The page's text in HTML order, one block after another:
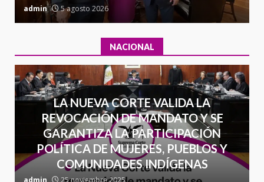
admin 5 agosto 2026
NACIONAL
LA NUEVA CORTE VALIDA LA
REVOCACIÓN DE MANDATO Y SE
GARANTIZA LA PARTICIPACIÓN
POLÍTICA DE MUJERES, PUEBLOS Y
COMUNIDADES INDÍGENAS
admin 25 noviembre 2025